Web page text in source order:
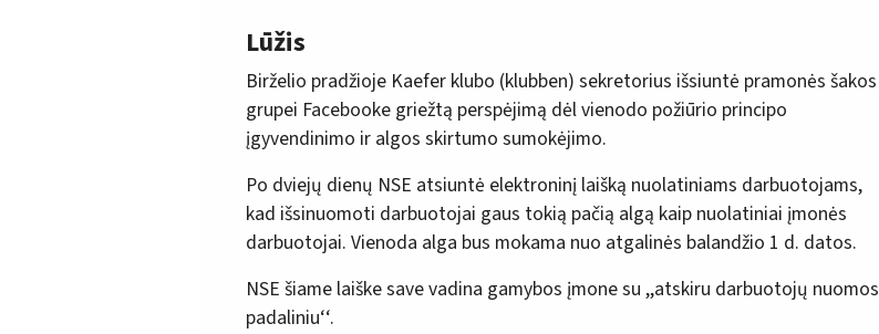
Lūžis
Birželio pradžioje Kaefer klubo (klubben) sekretorius išsiuntė pramonės šakos
grupei Facebooke griežtą perspėjimą dėl vienodo požiūrio principo
įgyvendinimo ir algos skirtumo sumokėjimo.
Po dviejų dienų NSE atsiuntė elektroninį laišką nuolatiniams darbuotojams,
kad išsinuomoti darbuotojai gaus tokią pačią algą kaip nuolatiniai įmonės
darbuotojai. Vienoda alga bus mokama nuo atgalinės balandžio 1 d. datos.
NSE šiame laiške save vadina gamybos įmone su ,,atskiru darbuotojų nuomos
padaliniu‘‘.